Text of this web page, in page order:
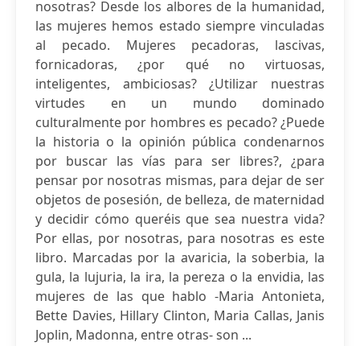
nosotras? Desde los albores de la humanidad,
las mujeres hemos estado siempre vinculadas
al pecado. Mujeres pecadoras, lascivas,
fornicadoras, ¿por qué no virtuosas,
inteligentes, ambiciosas? ¿Utilizar nuestras
virtudes en un mundo dominado
culturalmente por hombres es pecado? ¿Puede
la historia o la opinión pública condenarnos
por buscar las vías para ser libres?, ¿para
pensar por nosotras mismas, para dejar de ser
objetos de posesión, de belleza, de maternidad
y decidir cómo queréis que sea nuestra vida?
Por ellas, por nosotras, para nosotras es este
libro. Marcadas por la avaricia, la soberbia, la
gula, la lujuria, la ira, la pereza o la envidia, las
mujeres de las que hablo -Maria Antonieta,
Bette Davies, Hillary Clinton, Maria Callas, Janis
Joplin, Madonna, entre otras- son ...